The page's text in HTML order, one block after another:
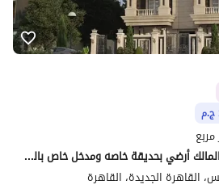
شقة للبيع استلام فورى من المالك أرضي بحديقة خاصه ومدخل خاص بالتقسيط
القاهرة الجديدة، القاهرة